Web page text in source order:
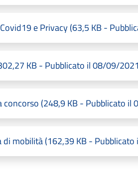
e Privacy (63,5 KB -
KB - Pubblicato il 08/09/
concorso (248,9 KB - Pubblicato il
mobilità (162,39 KB -